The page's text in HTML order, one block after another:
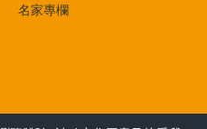
名家專欄